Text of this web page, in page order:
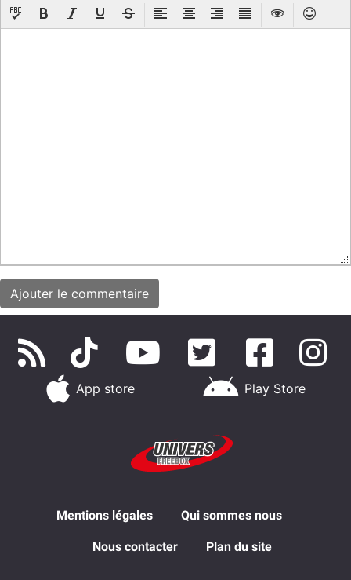
App store Play Store
Mentions légales Qui sommes nous
Nous contacter Plan du site